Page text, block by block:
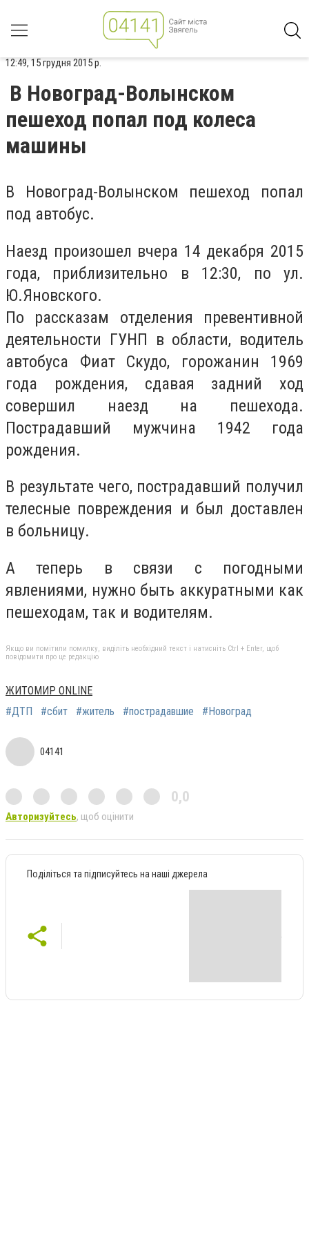
12:49, 15 грудня 2015 р.
В Новоград-Волынском
пешеход попал под колеса
машины
В Новоград-Волынском пешеход попал
под автобус.
Наезд произошел вчера 14 декабря 2015
года, приблизительно в 12:30, по ул.
Ю.Яновского.
По рассказам отделения превентивной
деятельности ГУНП в области, водитель
автобуса Фиат Скудо, горожанин 1969
года рождения, сдавая задний ход
совершил наезд на пешехода.
Пострадавший мужчина 1942 года
рождения.
В результате чего, пострадавший получил
телесные повреждения и был доставлен
в больницу.
А теперь в связи с погодными
явлениями, нужно быть аккуратными как
пешеходам, так и водителям.
Якщо ви помітили помилку, виділіть необхідний текст і натисніть Ctrl + Enter, щоб
повідомити про це редакцію
ЖИТОМИР ONLINE
#ДТП
#сбит #житель #пострадавшие #Новоград
04141
0,0
Авторизуйтесь, щоб оцінити
Поділіться та підписуйтесь на наші джерела